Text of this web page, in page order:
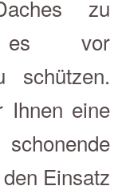
zu
es vor
schützen.
Ihnen eine
Einsatz